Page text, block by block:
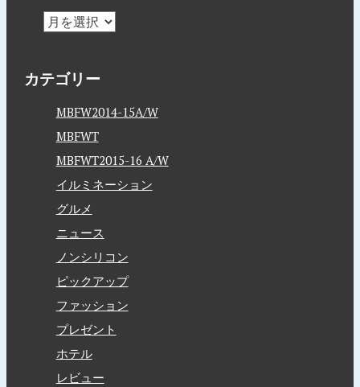
カテゴリー
MBFW2014-15A/W
MBFWT
MBFWT2015-16 A/W
イルミネーション
グルメ
ニュース
ノンシリコン
ピックアップ
ファッション
プレゼント
ホテル
レビュー